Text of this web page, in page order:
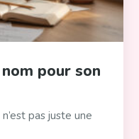
pour son
pas juste une